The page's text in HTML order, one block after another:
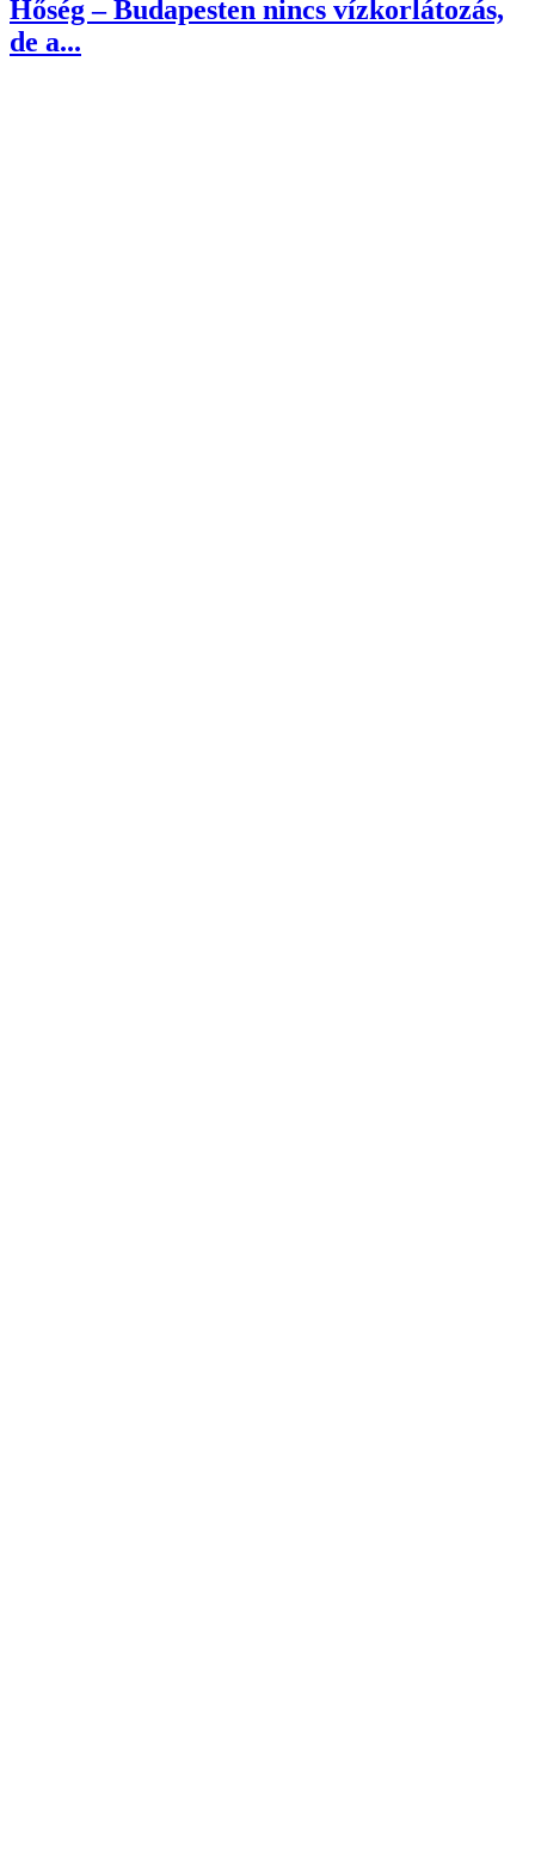
Hőség – Budapesten nincs vízkorlátozás,
de a...